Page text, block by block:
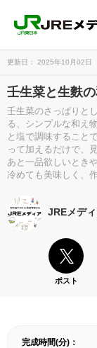
更新日： 2025年10月02日
壬生菜と生麩
壬生菜のさっぱりと
る、シンプルな和え
と塩で調味すること
って加えるだけで、
あと一品欲しいとき
冷めても美味しく、
JREメデ
ポスト
完成時間(分)：